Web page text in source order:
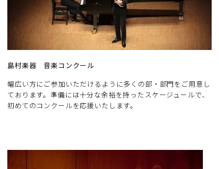
島村楽器 音楽コンクール
幅広い方にご参加いただけるように多くの部・部門をご用意し
ております。準備には十分な余裕を持ったスケージュールで、
初めてのコンクールを応援いたします。